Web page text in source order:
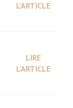
L'ARTICLE
LIRE
L'ARTICLE